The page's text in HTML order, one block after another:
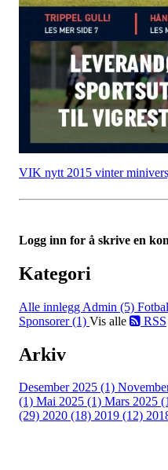
VIK nytt 2015 vinter
Logg inn for å skrive en
Kategori
Alle innlegg Admin (5)
Sponsorer (1) Vis alle RSS
Arkiv
Desember 2025 (1)
(1) Mai 2025 (1) Mars 2025
(29) 2020 (18) 2019 (12)